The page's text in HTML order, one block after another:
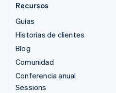
Recursos
Guías
Historias de clientes
Blog
Comunidad
Conferencia anual
Sessions